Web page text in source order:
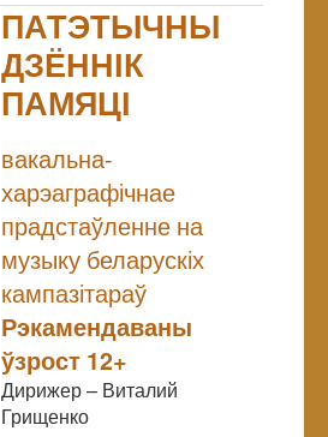
ПАТЭТЫЧНЫ
ДЗЁННІК
ПАМЯЦІ
вакальна-
харэаграфічнае
прадстаўленне на
музыку беларускіх
кампазітараў
Рэкамендаваны
ўзрост 12+
Дирижер – Виталий
Грищенко